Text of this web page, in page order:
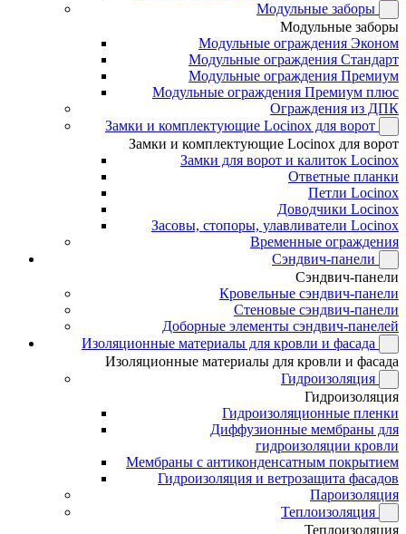
Модульные заборы
Модульные заборы
Модульные ограждения Эконом
Модульные ограждения Стандарт
Модульные ограждения Премиум
Модульные ограждения Премиум плюс
Ограждения из ДПК
Замки и комплектующие Locinox для ворот
Замки и комплектующие Locinox для ворот
Замки для ворот и калиток Locinox
Ответные планки
Петли Locinox
Доводчики Locinox
Засовы, стопоры, улавливатели Locinox
Временные ограждения
Сэндвич-панели
Сэндвич-панели
Кровельные сэндвич-панели
Стеновые сэндвич-панели
Доборные элементы сэндвич-панелей
Изоляционные материалы для кровли и фасада
Изоляционные материалы для кровли и фасада
Гидроизоляция
Гидроизоляция
Гидроизоляционные пленки
Диффузионные мембраны для
гидроизоляции кровли
Мембраны с антиконденсатным покрытием
Гидроизоляция и ветрозащита фасадов
Пароизоляция
Теплоизоляция
Теплоизоляция